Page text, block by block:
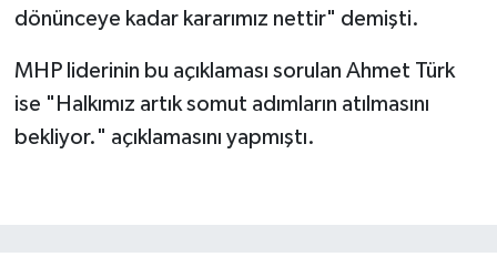
dönünceye kadar kararımız nettir" demişti.
MHP liderinin bu açıklaması sorulan Ahmet Türk
ise "Halkımız artık somut adımların atılmasını
bekliyor." açıklamasını yapmıştı.